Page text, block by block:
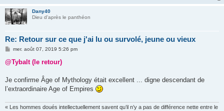
Dany40
Dieu d'après le panthéon
Re: Retour sur ce que j'ai lu ou survolé, jeune ou vieux
M
s
g
mer. août 07, 2019 5:26 pm
@Tybalt (le retour)
Je confirme Âge of Mythology était excellent ... digne descendant de
l’extraordinaire Age of Empires
« Les hommes doués intellectuellement savent qu’il n’y a pas de différence nette entre le